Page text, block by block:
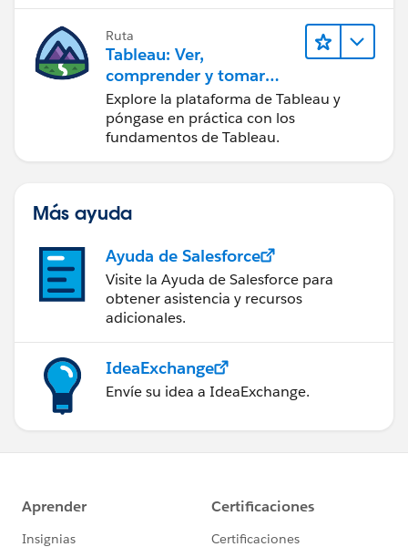
Ruta
Tableau: Ver,
comprender y tomar
medidas a partir de los
datos
Explore la plataforma de Tableau y
póngase en práctica con los
fundamentos de Tableau.
Más ayuda
Ayuda de Salesforce
Visite la Ayuda de Salesforce para
obtener asistencia y recursos
adicionales.
IdeaExchange
Envíe su idea a IdeaExchange.